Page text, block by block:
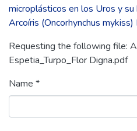
microplásticos en los Uros y su
Arcoíris (Oncorhynchus
Requesting the following file:
Espetia_Turpo_Flor Digna.pdf
Name *